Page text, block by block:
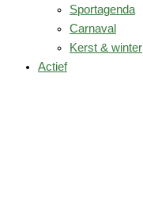
Sportagenda
Carnaval
Kerst & winter
Actief